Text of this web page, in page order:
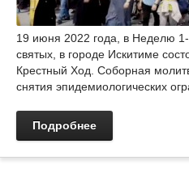
19 июня 2022 года, в Неделю
святых, в городе Искитиме
Крестный Ход. Соборная
снятия эпидемиологических
Подробнее